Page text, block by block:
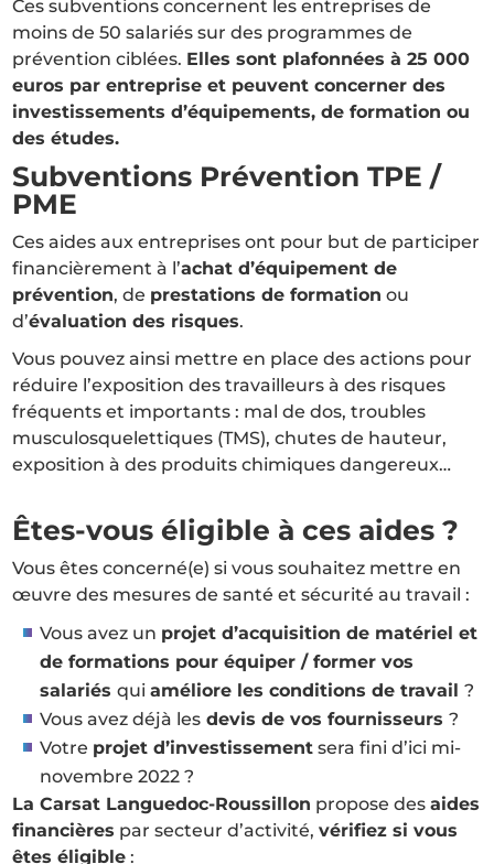
Ces subventions concernent les entreprises de
moins de 50 salariés sur des programmes de
prévention ciblées. Elles sont plafonnées à 25 000
euros par entreprise et peuvent concerner des
investissements d’équipements, de formation ou
des études.
Subventions Prévention TPE /
PME
Ces aides aux entreprises ont pour but de participer
financièrement à l’achat d’équipement de
prévention, de prestations de formation ou
d’évaluation des risques.
Vous pouvez ainsi mettre en place des actions pour
réduire l’exposition des travailleurs à des risques
fréquents et importants : mal de dos, troubles
musculosquelettiques (TMS), chutes de hauteur,
exposition à des produits chimiques dangereux…
Êtes-vous éligible à ces aides ?
Vous êtes concerné(e) si vous souhaitez mettre en
œuvre des mesures de santé et sécurité au travail :
Vous avez un projet d’acquisition de matériel et
de formations pour équiper / former vos
salariésquiaméliore les conditions de travail?
Vous avez déjà les devis de vos fournisseurs?
Votre projet d’investissement sera fini d’ici mi-
novembre 2022 ?
La Carsat Languedoc-Roussillon propose desaides
financières par secteur d’activité,vérifiez si vous
êtes éligible :